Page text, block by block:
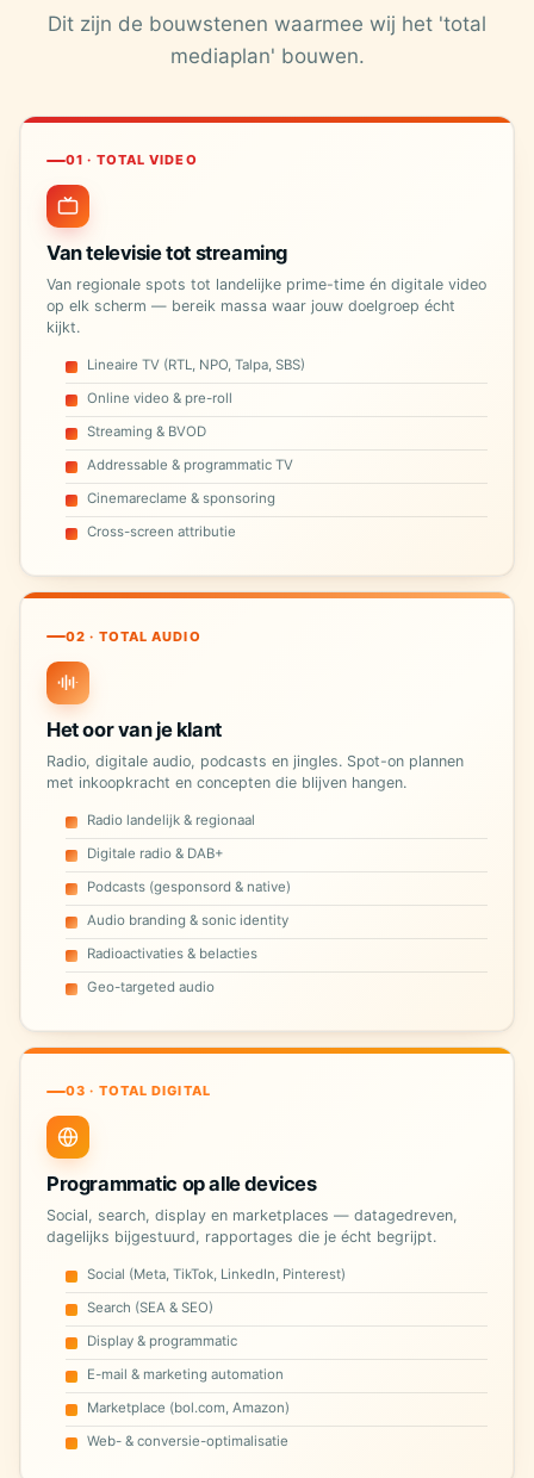
Dit zijn de bouwstenen waarmee wij het 'total
mediaplan' bouwen.
01 · TOTAL VIDEO
Van televisie tot streaming
Van regionale spots tot landelijke prime-time én digitale video
op elk scherm — bereik massa waar jouw doelgroep écht
kijkt.
Lineaire TV (RTL, NPO, Talpa, SBS)
Online video & pre-roll
Streaming & BVOD
Addressable & programmatic TV
Cinemareclame & sponsoring
Cross-screen attributie
02 · TOTAL AUDIO
Het oor van je klant
Radio, digitale audio, podcasts en jingles. Spot-on plannen
met inkoopkracht en concepten die blijven hangen.
Radio landelijk & regionaal
Digitale radio & DAB+
Podcasts (gesponsord & native)
Audio branding & sonic identity
Radioactivaties & belacties
Geo-targeted audio
03 · TOTAL DIGITAL
Programmatic op alle devices
Social, search, display en marketplaces — datagedreven,
dagelijks bijgestuurd, rapportages die je écht begrijpt.
Social (Meta, TikTok, LinkedIn, Pinterest)
Search (SEA & SEO)
Display & programmatic
E-mail & marketing automation
Marketplace (bol.com, Amazon)
Web- & conversie-optimalisatie